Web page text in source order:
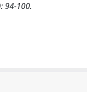
94-100.